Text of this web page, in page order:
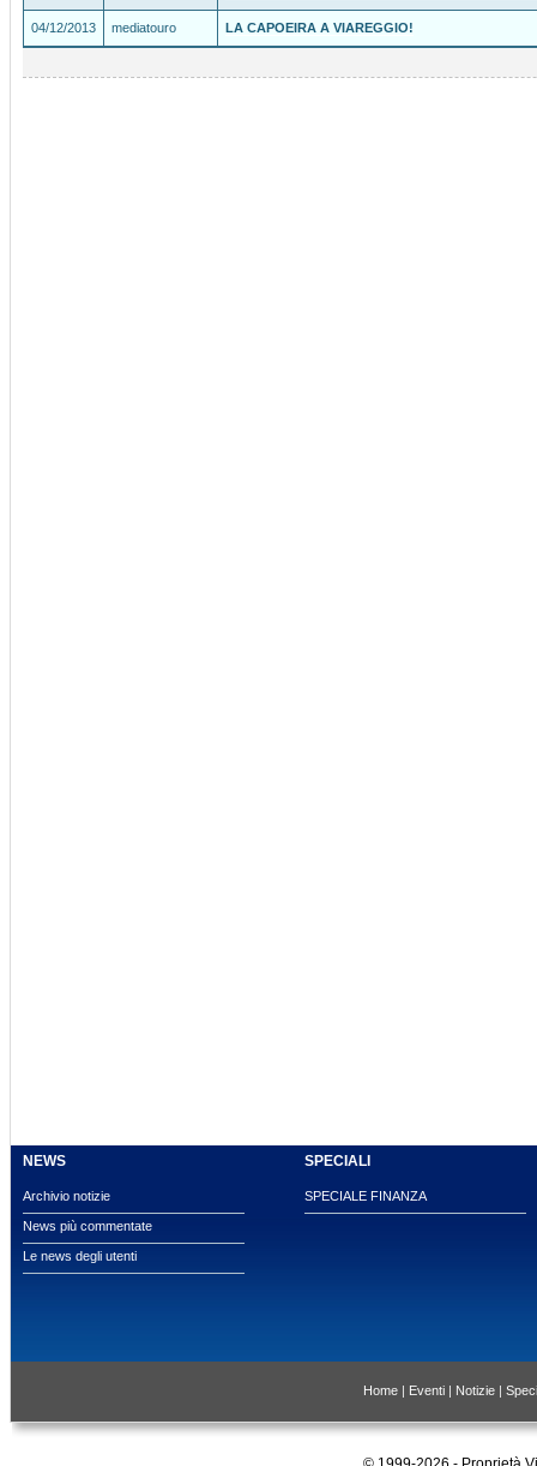
04/12/2013 mediatouro LA CAPOEIRA A VIAREGGIO!
NEWS
Archivio notizie
News più commentate
Le news degli utenti
SPECIALI
SPECIALE FINANZA
Home | Eventi | Notizie |